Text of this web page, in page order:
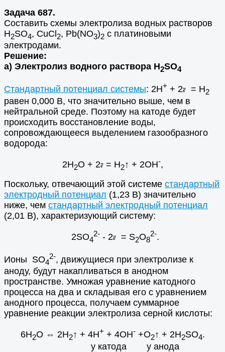
Задача 687.
Составить схемы электролиза водных растворов
Н2SO4, CuCl2, Pb(NO3)2 с платиновыми
электродами.
Решение:
а) Электролиз водного раствора Н2SO4
Стандартный потенциал системы: 2Н+ + 2 = Н2
равен 0,000 В, что значительно выше, чем в
нейтральной среде. Поэтому на катоде будет
происходить восстановление воды,
сопровождающееся выделением газообразного
водорода:
2Н2О + 2 = Н2↑ + 2ОН-,
Поскольку, отвечающий этой системе стандартный
электродный потенциал (1,23 В) значительно
ниже, чем стандартный электродный потенциал
(2,01 В), характеризующий систему:
2SO4
2-- 2 = S2O8
2-.
Ионы SO4
2-, движущиеся при электролизе к
аноду, будут накапливаться в анодном
пространстве. Умножая уравнение катодного
процесса на два и складывая его с уравнением
анодного процесса, получаем суммарное
уравнение реакции электролиза серной кислоты:
6H2O ⇔ 2H2↑ + 4H+ + 4OH-+O2↑ + 2H2SO4.
у катода у анода